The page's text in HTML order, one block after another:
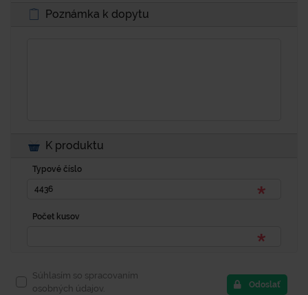
Poznámka k dopytu
K produktu
Typové číslo
Počet kusov
Súhlasím so spracovaním
osobných údajov.
Odoslať